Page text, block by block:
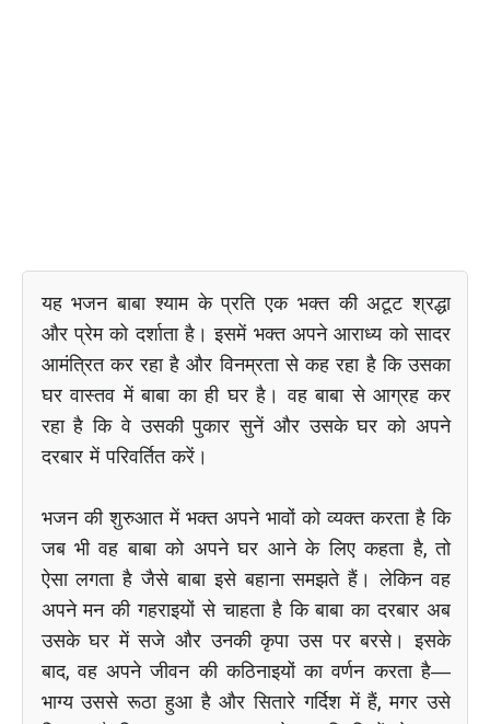
यह भजन बाबा श्याम के प्रति एक भक्त की अटूट श्रद्धा
और प्रेम को दर्शाता है। इसमें भक्त अपने आराध्य को सादर
आमंत्रित कर रहा है और विनम्रता से कह रहा है कि उसका
घर वास्तव में बाबा का ही घर है। वह बाबा से आग्रह कर
रहा है कि वे उसकी पुकार सुनें और उसके घर को अपने
दरबार में परिवर्तित करें।
भजन की शुरुआत में भक्त अपने भावों को व्यक्त करता है कि
जब भी वह बाबा को अपने घर आने के लिए कहता है, तो
ऐसा लगता है जैसे बाबा इसे बहाना समझते हैं। लेकिन वह
अपने मन की गहराइयों से चाहता है कि बाबा का दरबार अब
उसके घर में सजे और उनकी कृपा उस पर बरसे। इसके
बाद, वह अपने जीवन की कठिनाइयों का वर्णन करता है—
भाग्य उससे रूठा हुआ है और सितारे गर्दिश में हैं, मगर उसे